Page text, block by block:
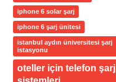
iphone 6 solar şarj
iphone 6 şarj ünitesi
istanbul aydın üniversitesi şarj
istasyonu
oteller için telefon şarj